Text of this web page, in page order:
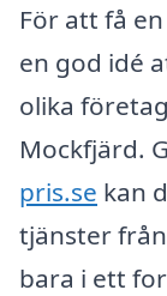
För att få
en god idé
olika
Mockfjärd.
pris.se kan
tjänster
bara i ett